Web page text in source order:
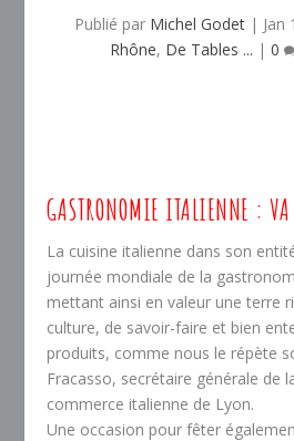
Publié par Michel Godet| Jan
Rhône, De Tables ... | 0
GASTRONOMIE ITALIENNE :
La cuisine italienne dans son
journée mondiale de la
mettant ainsi en valeur une terre
culture, de savoir-faire et bien
produits, comme nous le répète
Fracasso, secrétaire générale de
commerce italienne de Lyon.
Une occasion pour fêter